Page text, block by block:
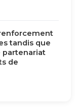
tandis que
partenariat
de